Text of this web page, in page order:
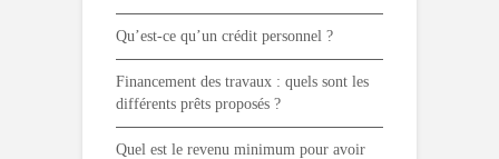
Qu’est-ce qu’un crédit personnel ?
Financement des travaux : quels sont les
différents prêts proposés ?
Quel est le revenu minimum pour avoir